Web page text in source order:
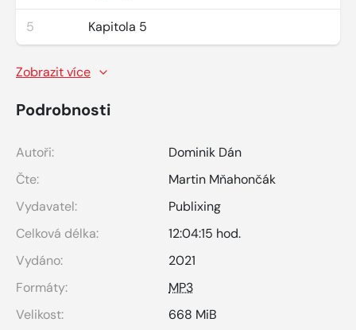
5 Kapitola 5
Zobrazit více
Podrobnosti
Autoři:
Dominik Dán
Čte:
Martin Mňahončák
Vydavatel:
Publixing
Celková délka:
12:04:15 hod.
Vydáno:
2021
Formáty:
MP3
Velikost:
668 MiB